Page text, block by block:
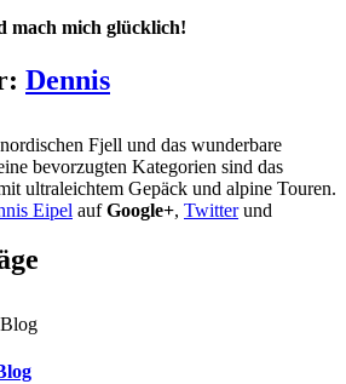
mach mich glücklich!
Dennis
Fjell und das wunderbare
bevorzugten Kategorien sind das
ultraleichtem Gepäck und alpine Touren.
Eipel aufGoogle+, Twitterund